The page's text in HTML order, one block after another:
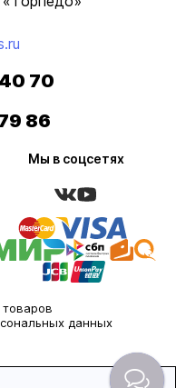
Мы в соцсетях
70
86
данных